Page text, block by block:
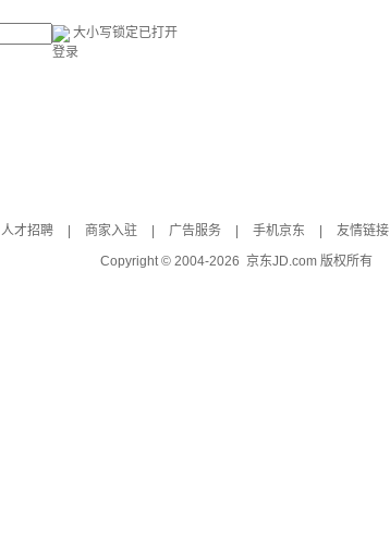
大小写锁定已打开
登录
人才招聘 商家入驻 广告服务 手机京东 友情链接
Copyright © 2004-2026 京东JD.com 版权所有